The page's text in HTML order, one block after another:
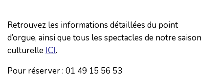
Retrouvez les informations détaillées du point
d’orgue, ainsi que tous les spectacles de notre saison
culturelle ICI.
Pour réserver : 01 49 15 56 53